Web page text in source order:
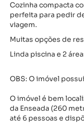
Cozinha compacta
perfeita para pedir
viagem.
Muitas opções de
Linda piscina e 2
OBS: O imóvel
O imóvel é bem
da Enseada (260
até 6 pessoas e